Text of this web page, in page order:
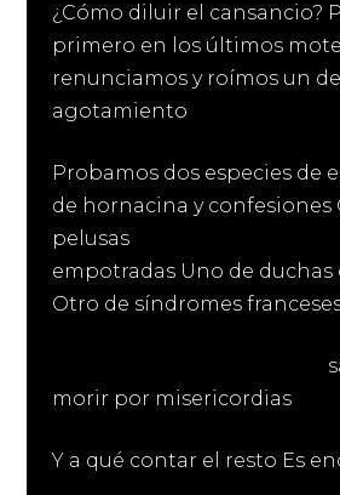
¿Cómo diluir el cansancio?
primero en los últimos
renunciamos y roímos un
agotamiento
Probamos dos especies de
de hornacina y confesiones
pelusas
empotradas Uno de
Otro de síndromes
saben
morir por misericordias
Y a qué contar el resto Es